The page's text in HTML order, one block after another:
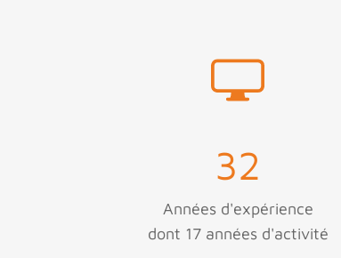
32
Années d'expérience
dont 17 années d'activité